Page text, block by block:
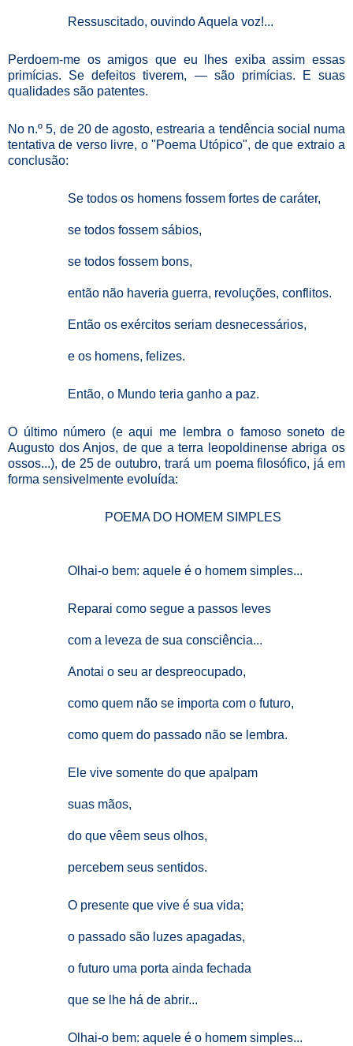
Ressuscitado, ouvindo Aquela voz!...
Perdoem-me os amigos que eu lhes exiba assim essas
primícias. Se defeitos tiverem, — são primícias. E suas
qualidades são patentes.
No n.º 5, de 20 de agosto, estrearia a tendência social numa
tentativa de verso livre, o "Poema Utópico", de que extraio a
conclusão:
Se todos os homens fossem fortes de caráter,
se todos fossem sábios,
se todos fossem bons,
então não haveria guerra, revoluções, conflitos.
Então os exércitos seriam desnecessários,
e os homens, felizes.
Então, o Mundo teria ganho a paz.
O último número (e aqui me lembra o famoso soneto de
Augusto dos Anjos, de que a terra leopoldinense abriga os
ossos...), de 25 de outubro, trará um poema filosófico, já em
forma sensivelmente evoluída:
POEMA DO HOMEM SIMPLES
Olhai-o bem: aquele é o homem simples...
Reparai como segue a passos leves
com a leveza de sua consciência...
Anotai o seu ar despreocupado,
como quem não se importa com o futuro,
como quem do passado não se lembra.
Ele vive somente do que apalpam
suas mãos,
do que vêem seus olhos,
percebem seus sentidos.
O presente que vive é sua vida;
o passado são luzes apagadas,
o futuro uma porta ainda fechada
que se lhe há de abrir...
Olhai-o bem: aquele é o homem simples...